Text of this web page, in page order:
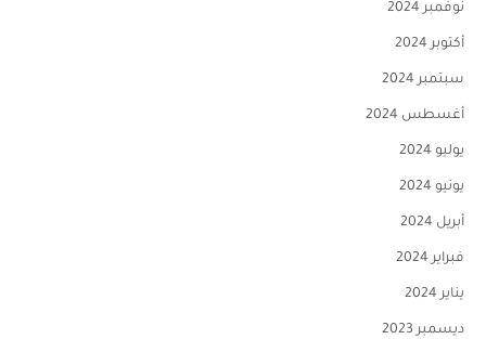
نوفمبر 2024
أكتوبر 2024
سبتمبر 2024
أغسطس 2024
يوليو 2024
يونيو 2024
أبريل 2024
فبراير 2024
يناير 2024
ديسمبر 2023